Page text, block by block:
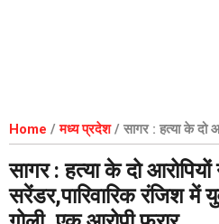
Home /मध्य प्रदेश/ सागर : हत्या के दो
सरेंडर,पारिवारिक रंजिश में युवक के सिर पर
सागर : हत्या के दो आरोपियों
सरेंडर,पारिवारिक रंजिश में